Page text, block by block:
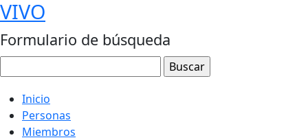
VIVO
Formulario de búsqueda
Inicio
Personas
Miembros